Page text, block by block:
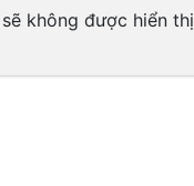
không được hiển